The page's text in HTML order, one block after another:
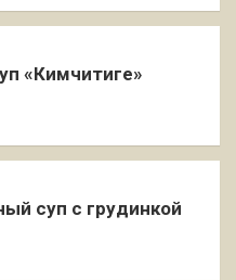
«Кимчитиге»
суп с грудинкой